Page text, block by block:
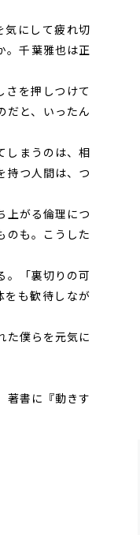
にして疲れ切
。千葉雅也は正
を押しつけて
だと、いったん
しまうのは、相
持つ人間は、つ
上がる倫理につ
のも。こうした
。「裏切りの可
をも歓待しなが
た僕らを元気に
書に『動きす